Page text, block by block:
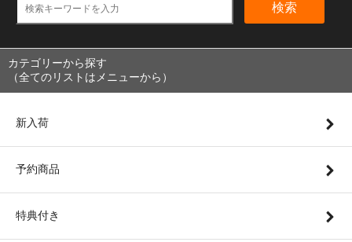
検索
カテゴリーから探す
（全てのリストはメニューから）
新入荷
予約商品
特典付き